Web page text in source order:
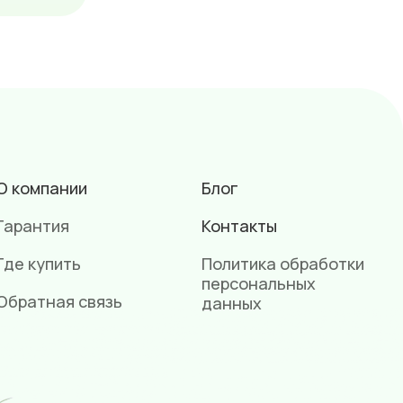
компании
купить
связь
Блог
Контакты
Политика обработки
персональных
данных